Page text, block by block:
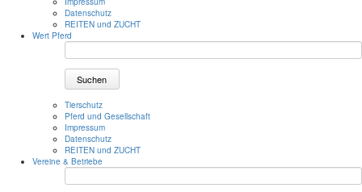
Datenschutz
REITEN und ZUCHT
Wert Pferd
Suchen
Tierschutz
Pferd und Gesellschaft
Impressum
Datenschutz
REITEN und ZUCHT
Vereine & Betriebe